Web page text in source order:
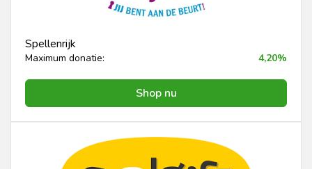
Spellenrijk
Maximum donatie: 4,20%
Shop nu